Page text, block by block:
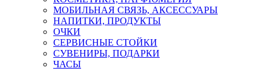
МОБИЛЬНАЯ СВЯЗЬ, АКСЕССУАРЫ
НАПИТКИ, ПРОДУКТЫ
ОЧКИ
СЕРВИСНЫЕ СТОЙКИ
СУВЕНИРЫ, ПОДАРКИ
ЧАСЫ